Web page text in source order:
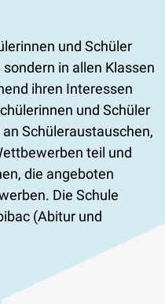
und Schüler
in allen Klassen
ihren Interessen
und Schüler
Schüleraustauschen,
teil und
die angeboten
Die Schule
(Abitur und